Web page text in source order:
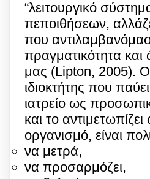
“λειτουργικό
πεποιθήσεων,
που
πραγματικότητα και
μας (Lipton, 2005). Ο
ιδιοκτήτης που
ιατρείο ως
και το
οργανισμό, είναι
να μετρά,
να προσαρμόζει,